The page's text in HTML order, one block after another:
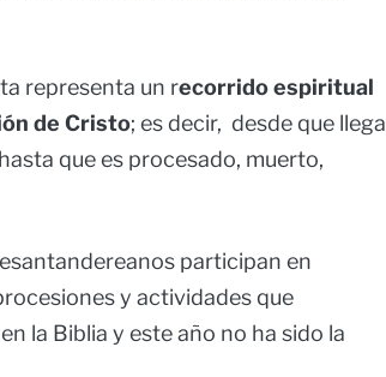
representa un recorrido espiritual
de Cristo; es decir, desde que llega
que es procesado, muerto,
participan en
y actividades que
la Biblia y este año no ha sido la